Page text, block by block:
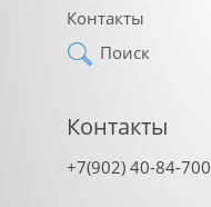
Контакты
Поиск
Контакты
+7(902) 40-84-700